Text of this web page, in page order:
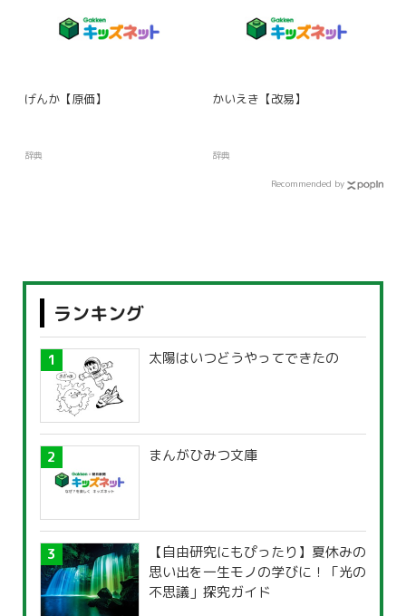
げんか【原価】
辞典
かいえき【改易】
辞典
Recommended by
ランキング
太陽はいつどうやってできたの
まんがひみつ文庫
【自由研究にもぴったり】夏休みの
思い出を一生モノの学びに！「光の
不思議」探究ガイド